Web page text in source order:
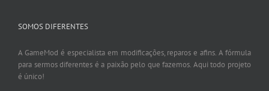
SOMOS DIFERENTES
A GameMod é especialista em modificações, reparos e afins. A fórmula
para sermos diferentes é a paixão pelo que fazemos. Aqui todo projeto
é único!